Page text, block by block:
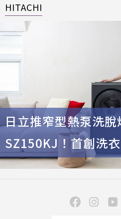
HITACHI
日立推窄型熱泵洗
SZ150KJ！首創洗
更省時